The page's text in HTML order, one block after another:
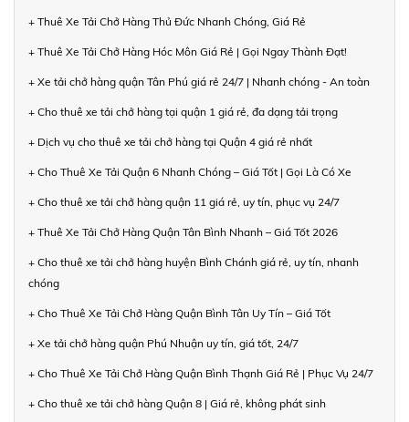
+ Thuê Xe Tải Chở Hàng Thủ Đức Nhanh Chóng, Giá Rẻ
+ Thuê Xe Tải Chở Hàng Hóc Môn Giá Rẻ | Gọi Ngay Thành Đạt!
+ Xe tải chở hàng quận Tân Phú giá rẻ 24/7 | Nhanh chóng - An toàn
+ Cho thuê xe tải chở hàng tại quận 1 giá rẻ, đa dạng tải trọng
+ Dịch vụ cho thuê xe tải chở hàng tại Quận 4 giá rẻ nhất
+ Cho Thuê Xe Tải Quận 6 Nhanh Chóng – Giá Tốt | Gọi Là Có Xe
+ Cho thuê xe tải chở hàng quận 11 giá rẻ, uy tín, phục vụ 24/7
+ Thuê Xe Tải Chở Hàng Quận Tân Bình Nhanh – Giá Tốt 2026
+ Cho thuê xe tải chở hàng huyện Bình Chánh giá rẻ, uy tín, nhanh
chóng
+ Cho Thuê Xe Tải Chở Hàng Quận Bình Tân Uy Tín – Giá Tốt
+ Xe tải chở hàng quận Phú Nhuận uy tín, giá tốt, 24/7
+ Cho Thuê Xe Tải Chở Hàng Quận Bình Thạnh Giá Rẻ | Phục Vụ 24/7
+ Cho thuê xe tải chở hàng Quận 8 | Giá rẻ, không phát sinh